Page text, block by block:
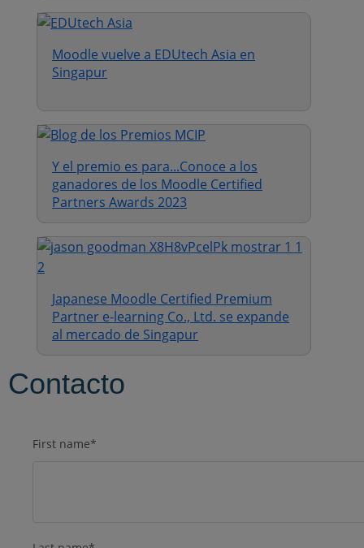
Moodle vuelve a EDUtech Asia en
Singapur
Y el premio es para...Conoce a los
ganadores de los Moodle Certified
Partners Awards 2023
Japanese Moodle Certified Premium
Partner e-learning Co., Ltd. se expande
al mercado de Singapur
Contacto
First name*